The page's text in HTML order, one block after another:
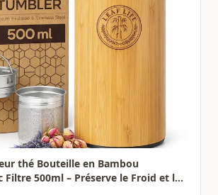
thé Bouteille en Bambou
Filtre 500ml – Préserve le Froid et la